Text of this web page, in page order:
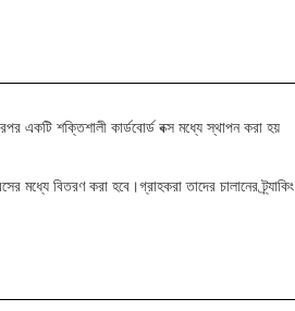
একটি শক্তিশালী কার্ডবোর্ড বক্স মধ্যে স্থাপন করা হয়
মধ্যে বিতরণ করা হবে।গ্রাহকরা তাদের চালানের ট্র্যাকিং